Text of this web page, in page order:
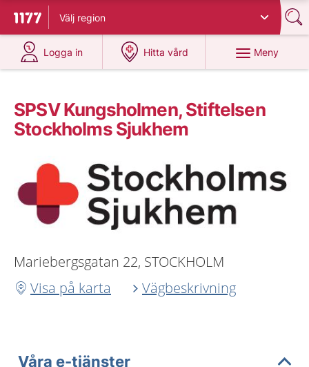
Till startsidan för 1177
Välj region
Logga in
på 1177.se
Hitta vård
på 1177.se
Meny
SPSV Kungsholmen, Stiftelsen
Stockholms Sjukhem
Mariebergsgatan 22, STOCKHOLM
Visa på karta
Vägbeskrivning
Våra e-tjänster